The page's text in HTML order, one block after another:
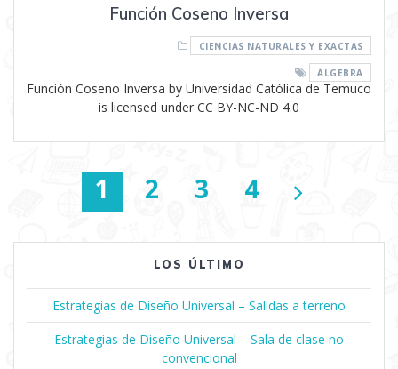
Función Coseno Inversa
CIENCIAS NATURALES Y EXACTAS
ÁLGEBRA
Función Coseno Inversa by Universidad Católica de Temuco
is licensed under CC BY-NC-ND 4.0
Navegación
Página
1 Página
2 Página
3 Página
4
LOS ÚLTIMO
Estrategias de Diseño Universal – Salidas a terreno
Estrategias de Diseño Universal – Sala de clase no
convencional